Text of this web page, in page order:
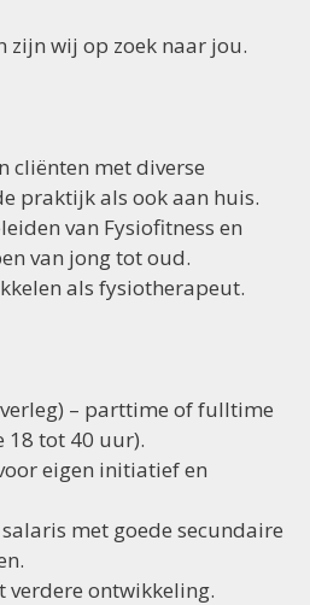
zijn wij op zoek naar jou.
cliënten met diverse
praktijk als ook aan huis.
van Fysiofitness en
van jong tot oud.
als fysiotherapeut.
– parttime of fulltime
18 tot 40 uur).
eigen initiatief en
met goede secundaire
verdere ontwikkeling.